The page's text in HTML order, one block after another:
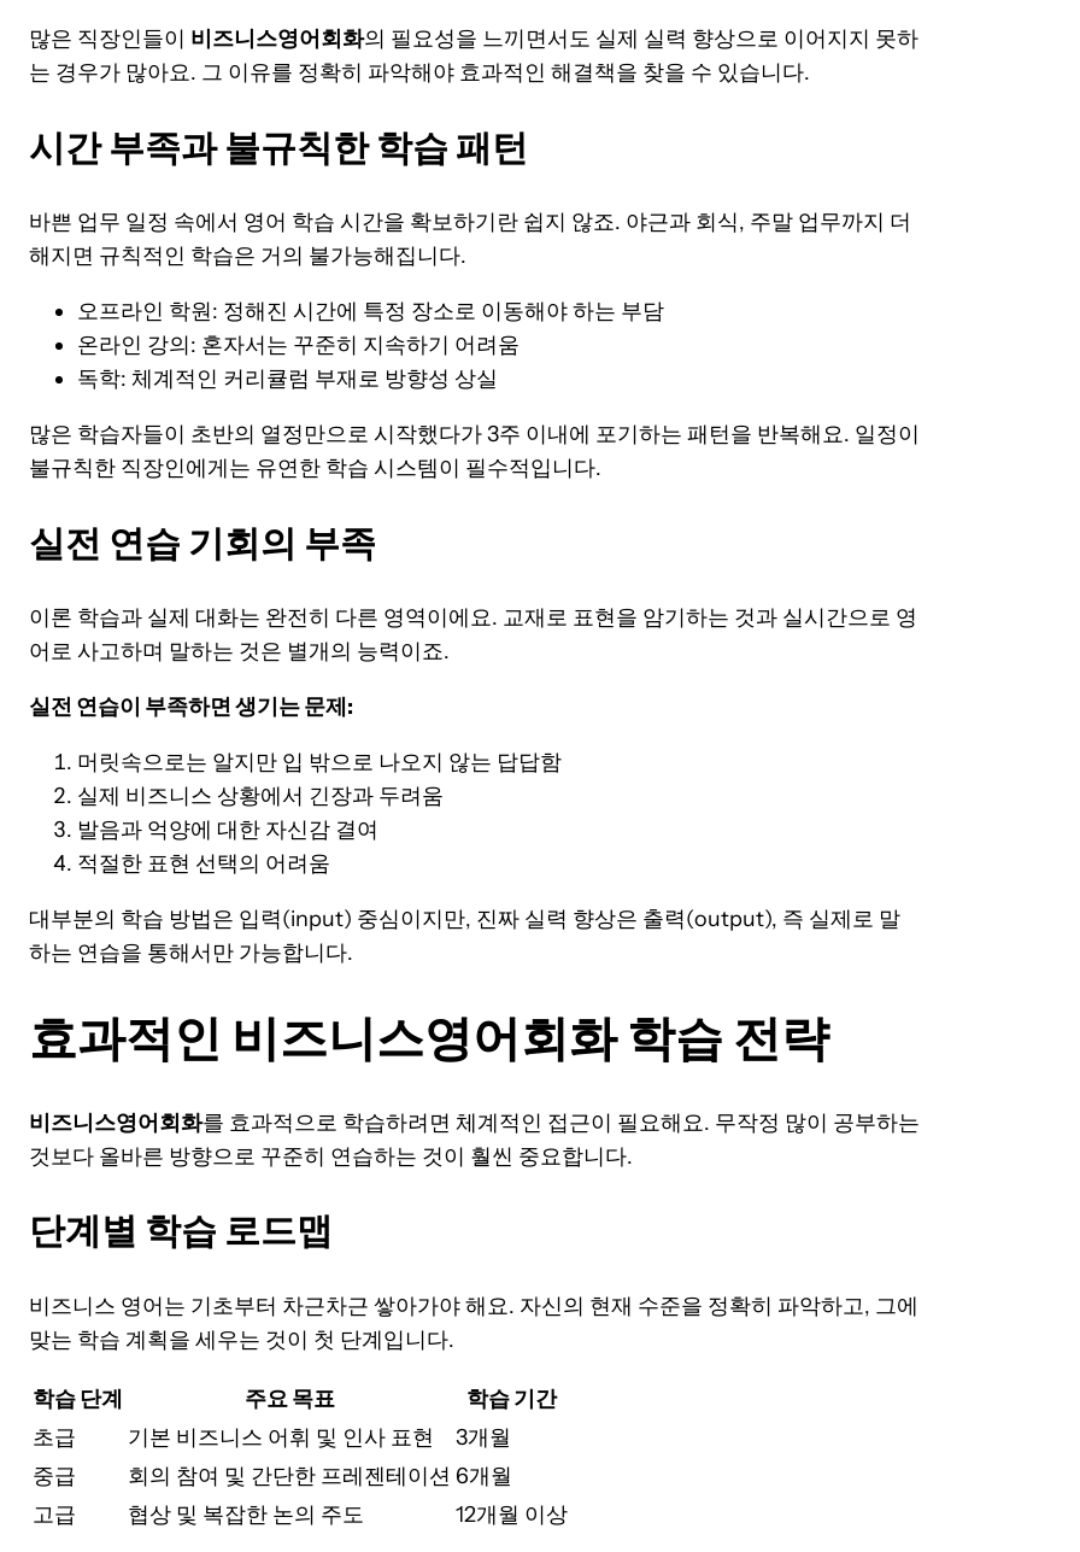
많은 직장인들이 비즈니스영어회화의 필요성을 느끼면서도 실제 실력 향상으로 이어지지 못하
는 경우가 많아요. 그 이유를 정확히 파악해야 효과적인 해결책을 찾을 수 있습니다.
시간 부족과 불규칙한 학습 패턴
바쁜 업무 일정 속에서 영어 학습 시간을 확보하기란 쉽지 않죠. 야근과 회식, 주말 업무까지 더
해지면 규칙적인 학습은 거의 불가능해집니다.
오프라인 학원: 정해진 시간에 특정 장소로 이동해야 하는 부담
온라인 강의: 혼자서는 꾸준히 지속하기 어려움
독학: 체계적인 커리큘럼 부재로 방향성 상실
많은 학습자들이 초반의 열정만으로 시작했다가 3주 이내에 포기하는 패턴을 반복해요. 일정이
불규칙한 직장인에게는 유연한 학습 시스템이 필수적입니다.
실전 연습 기회의 부족
이론 학습과 실제 대화는 완전히 다른 영역이에요. 교재로 표현을 암기하는 것과 실시간으로 영
어로 사고하며 말하는 것은 별개의 능력이죠.
실전 연습이 부족하면 생기는 문제:
머릿속으로는 알지만 입 밖으로 나오지 않는 답답함
실제 비즈니스 상황에서 긴장과 두려움
발음과 억양에 대한 자신감 결여
적절한 표현 선택의 어려움
대부분의 학습 방법은 입력(input) 중심이지만, 진짜 실력 향상은 출력(output), 즉 실제로 말
하는 연습을 통해서만 가능합니다.
효과적인 비즈니스영어회화 학습 전략
비즈니스영어회화를 효과적으로 학습하려면 체계적인 접근이 필요해요. 무작정 많이 공부하는
것보다 올바른 방향으로 꾸준히 연습하는 것이 훨씬 중요합니다.
단계별 학습 로드맵
비즈니스 영어는 기초부터 차근차근 쌓아가야 해요. 자신의 현재 수준을 정확히 파악하고, 그에
맞는 학습 계획을 세우는 것이 첫 단계입니다.
학습 단계 주요 목표
학습 기간
초급
기본 비즈니스 어휘 및 인사 표현
3개월
중급
회의 참여 및 간단한 프레젠테이션 6개월
고급
협상 및 복잡한 논의 주도 12개월 이상